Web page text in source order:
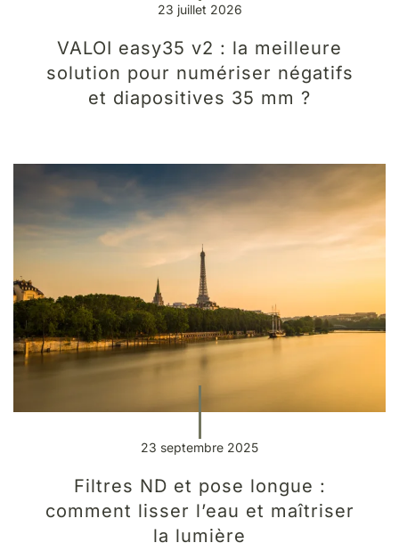
23 juillet 2026
VALOI easy35 v2 : la meilleure
solution pour numériser négatifs
et diapositives 35 mm ?
23 septembre 2025
Filtres ND et pose longue :
comment lisser l’eau et maîtriser
la lumière